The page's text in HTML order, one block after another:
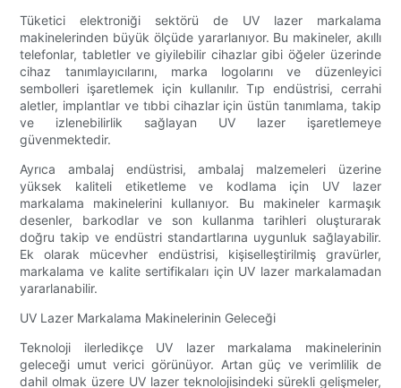
Tüketici elektroniği sektörü de UV lazer markalama
makinelerinden büyük ölçüde yararlanıyor. Bu makineler, akıllı
telefonlar, tabletler ve giyilebilir cihazlar gibi öğeler üzerinde
cihaz tanımlayıcılarını, marka logolarını ve düzenleyici
sembolleri işaretlemek için kullanılır. Tıp endüstrisi, cerrahi
aletler, implantlar ve tıbbi cihazlar için üstün tanımlama, takip
ve izlenebilirlik sağlayan UV lazer işaretlemeye
güvenmektedir.
Ayrıca ambalaj endüstrisi, ambalaj malzemeleri üzerine
yüksek kaliteli etiketleme ve kodlama için UV lazer
markalama makinelerini kullanıyor. Bu makineler karmaşık
desenler, barkodlar ve son kullanma tarihleri ​​oluşturarak
doğru takip ve endüstri standartlarına uygunluk sağlayabilir.
Ek olarak mücevher endüstrisi, kişiselleştirilmiş gravürler,
markalama ve kalite sertifikaları için UV lazer markalamadan
yararlanabilir.
UV Lazer Markalama Makinelerinin Geleceği
Teknoloji ilerledikçe UV lazer markalama makinelerinin
geleceği umut verici görünüyor. Artan güç ve verimlilik de
dahil olmak üzere UV lazer teknolojisindeki sürekli gelişmeler,